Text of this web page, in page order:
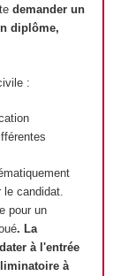
demander un
diplôme,
:
candidat.
pour un
. La
à l'entrée
à